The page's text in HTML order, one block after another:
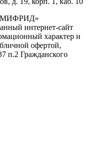
«МИФРИД»
интернет-сайт
характер и
офертой,
п.2 Гражданского